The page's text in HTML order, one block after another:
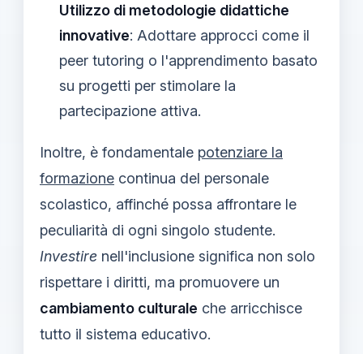
Utilizzo di metodologie didattiche
innovative: Adottare approcci come il
peer tutoring o l'apprendimento basato
su progetti per stimolare la
partecipazione attiva.
Inoltre, è fondamentale potenziare la
formazione continua del personale
scolastico, affinché possa affrontare le
peculiarità di ogni singolo studente.
Investire nell'inclusione significa non solo
rispettare i diritti, ma promuovere un
cambiamento culturale che arricchisce
tutto il sistema educativo.